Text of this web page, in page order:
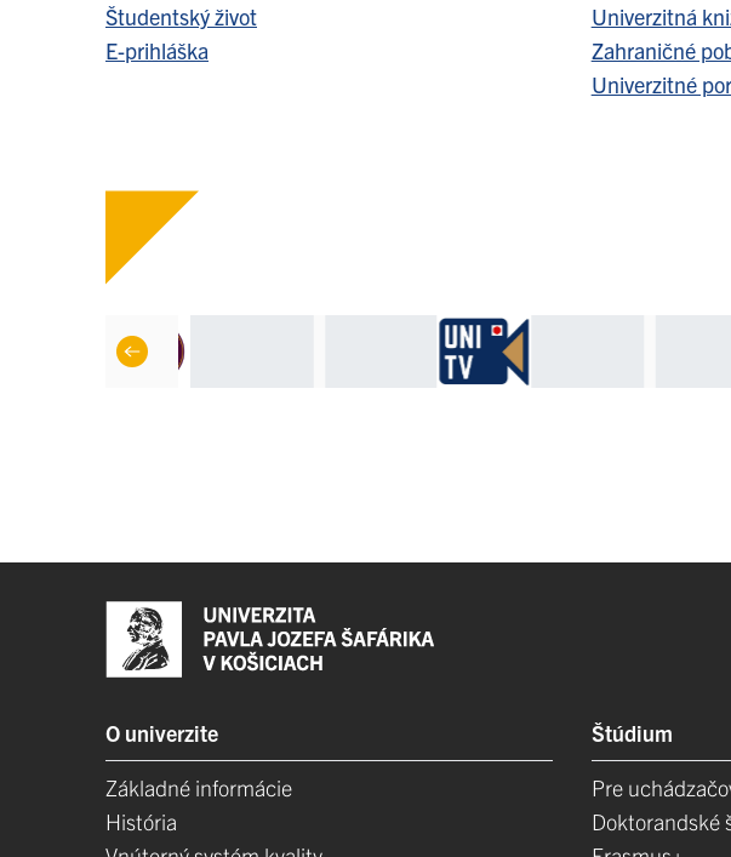
Študentský život
E-prihláška
Univerzitná
Zahraničné
Univerzitné
O univerzite
Základné informácie
História
Štúdium
Pre
Doktorandské